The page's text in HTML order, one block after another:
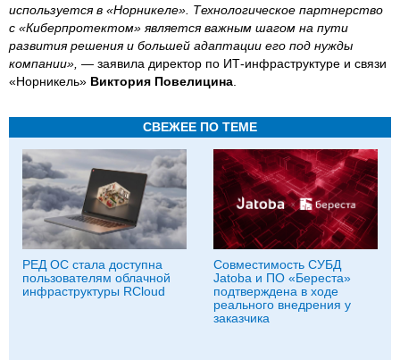
используется в «Норникеле». Технологическое партнерство
с «Киберпротектом» является важным шагом на пути
развития решения и большей адаптации его под нужды
компании», — заявила директор по ИТ-инфраструктуре и связи
«Норникель» Виктория Повелицина
СВЕЖЕЕ ПО ТЕМЕ
РЕД ОС стала доступна
пользователям облачной
инфраструктуры RCloud
Совместимость СУБД
Jatoba и ПО «Береста»
подтверждена в ходе
реального внедрения у
заказчика